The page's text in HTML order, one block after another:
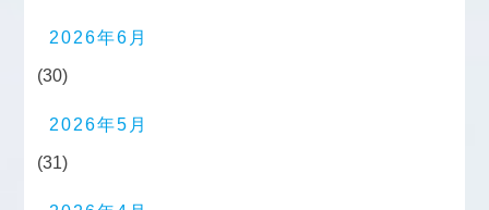
2026年6月
(30)
2026年5月
(31)